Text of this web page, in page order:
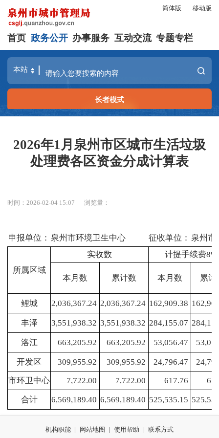
简体版 移动版
首页 政务公开 办事服务 互动交流 专题专栏
长者模式
2026年1月泉州市区城市生活垃圾
处理费各区资金分成计算表
时间：2026-02-04 15:07 浏览量：
申报单位： 泉州市环境卫生中心 征收单位： 泉州市
所属区域
实收数 计提手续费8%
本月数 累计数 本月数 累计
鲤城 2,036,367.24 2,036,367.24 162,909.38
丰泽 3,551,938.32 3,551,938.32 284,155.07
洛江 663,205.92 663,205.92 53,056.47
开发区 309,955.92 309,955.92 24,796.47
市环卫中心
7,722.00 7,722.00 617.76
合计 6,569,189.40 6,569,189.40 525,535.15
机构职能 | 网站地图 | 使用帮助 | 联系方式